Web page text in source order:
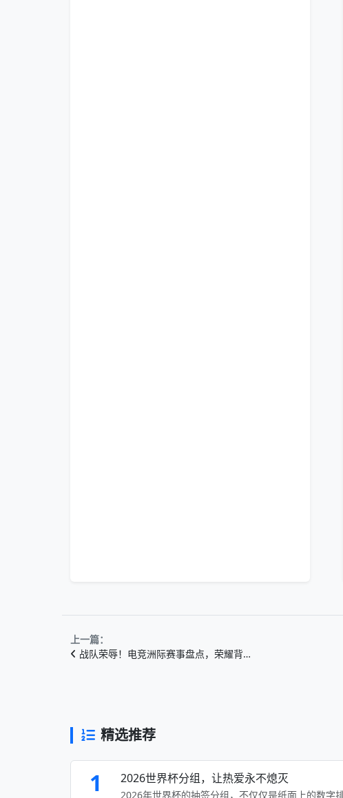
上一篇：
战队荣辱！电竞洲际赛事盘点，荣耀背…
精选推荐
1 2026世界杯分组，让热爱永不熄灭
2026年世界杯的抽签分组，不仅仅是纸面上的数字